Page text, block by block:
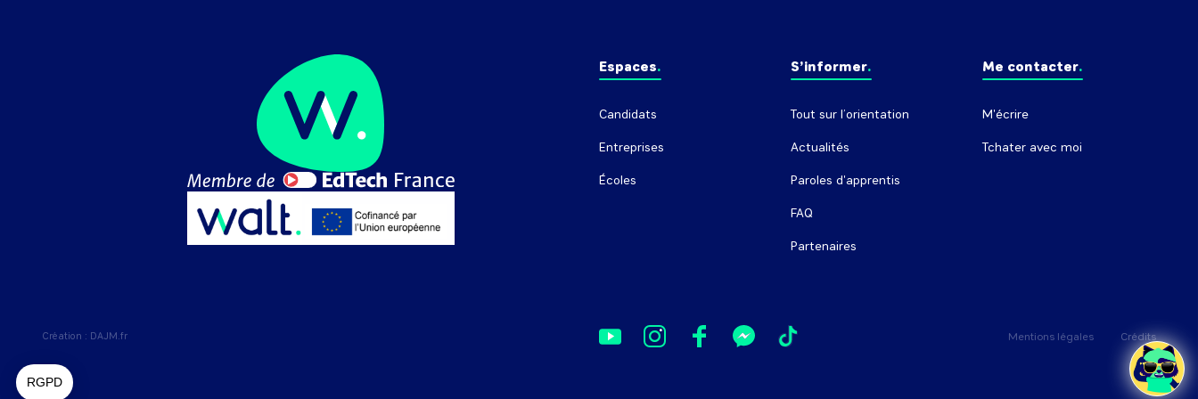
Espaces
Candidats
Entreprises
Écoles
S’informer
Tout sur l’orientation
Actualités
Paroles d'apprentis
FAQ
Partenaires
Me contacter
M'écrire
Tchater avec moi
Création : DAJM.fr Mentions légales Crédits